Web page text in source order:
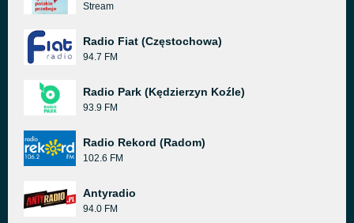
Stream
Radio Fiat (Częstochowa)
94.7 FM
Radio Park (Kędzierzyn Koźle)
93.9 FM
Radio Rekord (Radom)
102.6 FM
Antyradio
94.0 FM